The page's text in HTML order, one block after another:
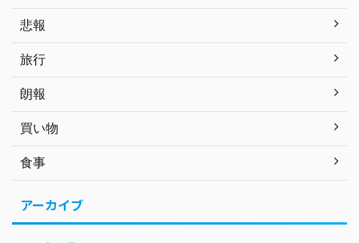
悲報
旅行
朗報
買い物
食事
アーカイブ